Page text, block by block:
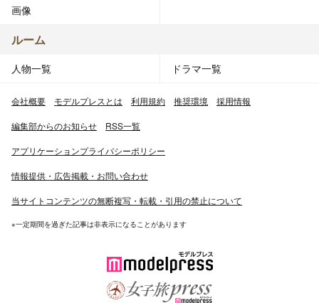
画像
ルーム
人物一覧 ドラマ一覧
会社概要 モデルプレスとは 利用規約 推奨環境 採用情報
編集部からのお知らせ RSS一覧
アプリケーションプライバシーポリシー
情報提供・広告掲載・お問い合わせ
当サイトコンテンツの無断複写・転載・引用の禁止について
※一定期間を過ぎた記事は非表示になることがあります